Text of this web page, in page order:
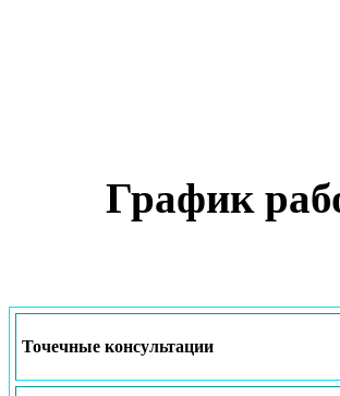
График
Точечные консультации